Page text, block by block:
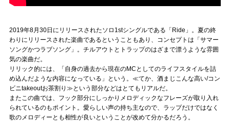
2019年8月30日にリリースされたソロ1stシングルである「Ride」。夏の終
わりにリリースされた楽曲であるということもあり、コンセプトは「サマー
ソングかつラブソング」。チルアウトとトラップのはざまで漂うような雰囲
気の楽曲だ。
リリック的には、「自身の過去から現在のMCとしてのライフスタイルを詰
め込んだような内容になっている」という。≪てか、酒まじこんな高い/コン
ビニtakeoutお茶割り≫という部分などはとてもリアルだ。
またこの曲では、フック部分にしっかりメロディックなフレーズが取り入れ
られているのもポイント。愛らしい声の持ち主なので、ラップだけではなく
歌のメロディーとも相性が良いということが改めて分かるだろう。